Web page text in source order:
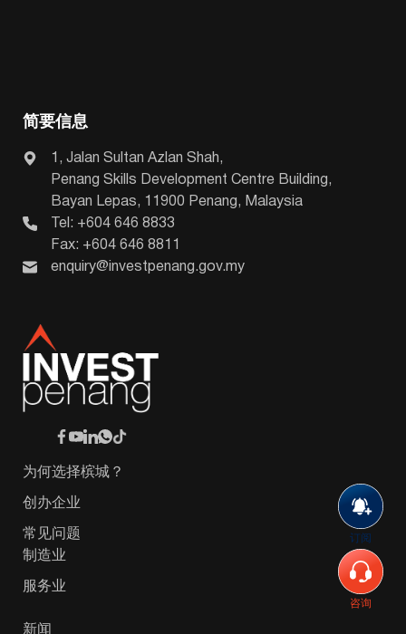
订阅
咨询
简要信息
1, Jalan Sultan Azlan Shah,
Penang Skills Development Centre Building,
Bayan Lepas, 11900 Penang, Malaysia
Tel: +604 646 8833
Fax: +604 646 8811
enquiry@investpenang.gov.my
为何选择槟城？
创办企业
常见问题
制造业
服务业
新闻